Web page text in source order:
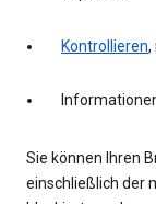
Kontrollieren,
Sie können Ihren
einschließlich der